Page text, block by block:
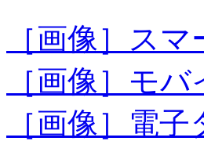
［画像］ス
［画像］モ
［画像］電